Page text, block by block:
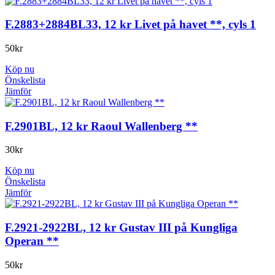
F.2883+2884BL33, 12 kr Livet på havet **, cyls 1
50kr
Köp nu
Önskelista
Jämför
F.2901BL, 12 kr Raoul Wallenberg **
30kr
Köp nu
Önskelista
Jämför
F.2921-2922BL, 12 kr Gustav III på Kungliga
Operan **
50kr